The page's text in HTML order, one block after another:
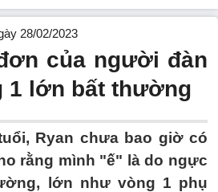
28/02/2023
của người đàn
1 lớn bất thường
Ryan chưa bao giờ có
rằng mình "ế" là do ngực
lớn như vòng 1 phụ